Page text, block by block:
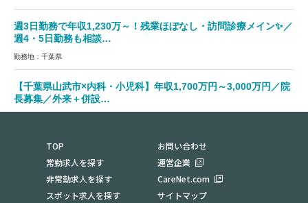
週3日勤務で年収1,230万～！残業ほぼなし・訪問診療メイン✨／
週4・5日勤務も相談…
勤務地：千葉県
【千葉県山武市×内科・小児科】年収1,700万円～3,000万円／院
長募集／外来＋併設…
TOP
常勤求人を探す
非常勤求人を探す
スポット求人を探す
お問い合わせ
運営企業
CareNet.com
サイトマップ